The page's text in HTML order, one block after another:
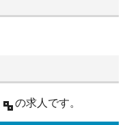
の求人です。